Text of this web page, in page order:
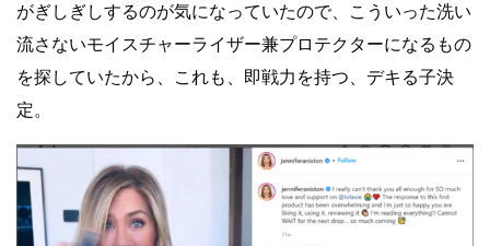
がぎしぎしするのが気になっていたので、こういった洗い
流さないモイスチャーライザー兼プロテクターになるもの
を探していたから、これも、即戦力を持つ、デキる子決
定。